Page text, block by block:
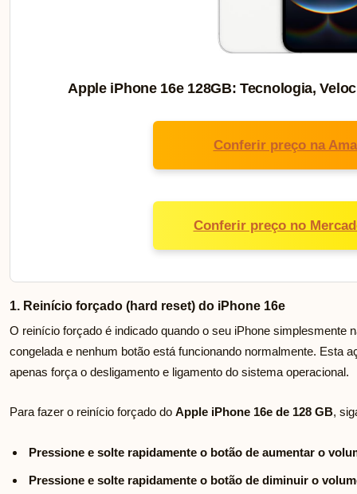
Apple iPhone 16e 128GB: Tecnologia,
Conferir preço na
Conferir preço no
1. Reinício forçado (hard reset) do iPhone 16e
O reinício forçado é indicado quando o seu iPhone simplesmente
congelada e nenhum botão está funcionando normalmente. Esta
apenas força o desligamento e ligamento do sistema operacional.
Para fazer o reinício forçado do Apple iPhone 16e de 128 GB,
Pressione e solte rapidamente o botão de aumentar o
Pressione e solte rapidamente o botão de diminuir o